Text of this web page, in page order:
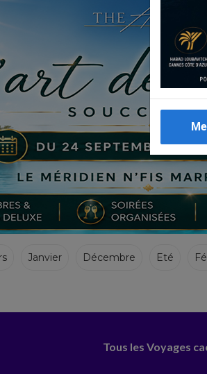
Janvier Décembre Eté
Tous les Voyages